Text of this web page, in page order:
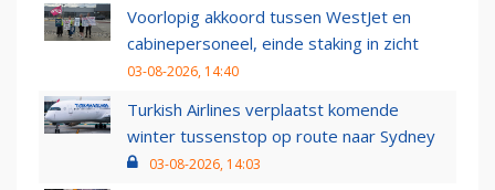
Voorlopig akkoord tussen WestJet en
cabinepersoneel, einde staking in zicht
03-08-2026, 14:40
Turkish Airlines verplaatst komende
winter tussenstop op route naar Sydney
03-08-2026, 14:03